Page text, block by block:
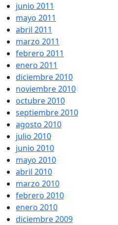
junio 2011
mayo 2011
abril 2011
marzo 2011
febrero 2011
enero 2011
diciembre 2010
noviembre 2010
octubre 2010
septiembre 2010
agosto 2010
julio 2010
junio 2010
mayo 2010
abril 2010
marzo 2010
febrero 2010
enero 2010
diciembre 2009